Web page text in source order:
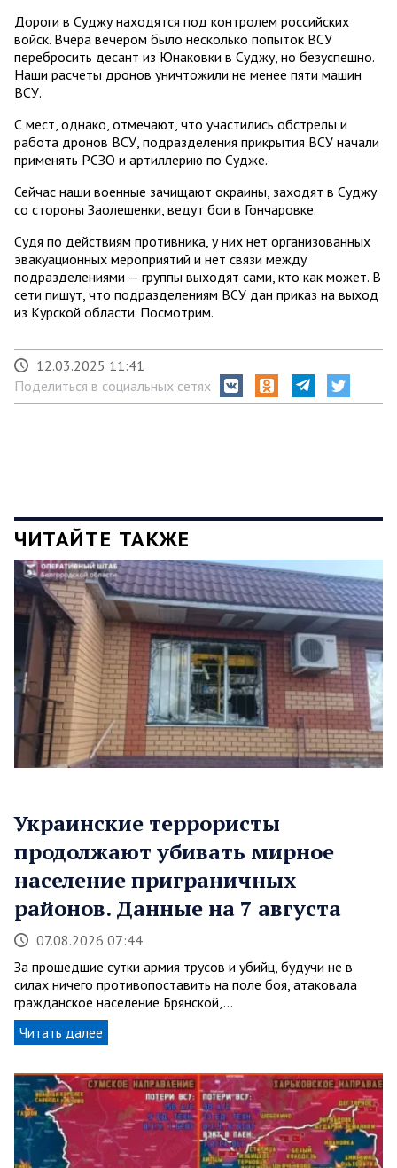
Дороги в Суджу находятся под контролем российских
войск. Вчера вечером было несколько попыток ВСУ
перебросить десант из Юнаковки в Суджу, но безуспешно.
Наши расчеты дронов уничтожили не менее пяти машин
ВСУ.
С мест, однако, отмечают, что участились обстрелы и
работа дронов ВСУ, подразделения прикрытия ВСУ начали
применять РСЗО и артиллерию по Судже.
Сейчас наши военные зачищают окраины, заходят в Суджу
со стороны Заолешенки, ведут бои в Гончаровке.
Судя по действиям противника, у них нет организованных
эвакуационных мероприятий и нет связи между
подразделениями — группы выходят сами, кто как может. В
сети пишут, что подразделениям ВСУ дан приказ на выход
из Курской области. Посмотрим.
12.03.2025 11:41
Поделиться в социальных сетях
ЧИТАЙТЕ ТАКЖЕ
Украинские террористы
продолжают убивать мирное
население приграничных
районов. Данные на 7 августа
07.08.2026 07:44
За прошедшие сутки армия трусов и убийц, будучи не в
силах ничего противопоставить на поле боя, атаковала
гражданское население Брянской,…
Читать далее